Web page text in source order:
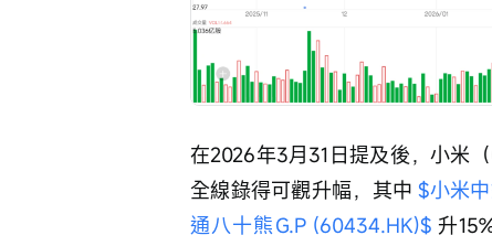
在2026年3月31日提及後，小米
全線錄得可觀升幅，其中 $小米
通八十熊G.P (60434.HK)$ 升